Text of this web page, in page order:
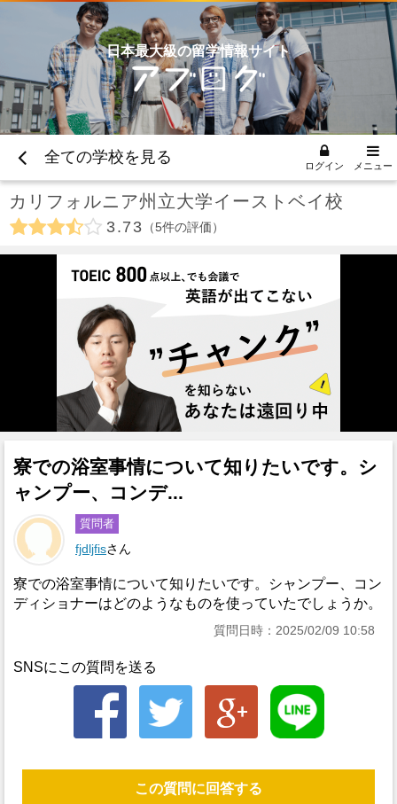
日本最大級の留学情報サイト
全ての学校を見る ログイン メニュー
カリフォルニア州立大学イーストベイ校
3.73 5件の評価
寮での浴室事情について知りたいです。シ
ャンプー、コンデ...
質問者
fjdljfisさん
寮での浴室事情について知りたいです。シャンプー、コン
ディショナーはどのようなものを使っていたでしょうか。
質問日時：2025/02/09 10:58
SNSにこの質問を送る
この質問に回答する